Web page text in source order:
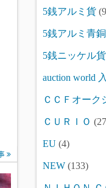
5銭アルミ貨
5銭アルミ青
5銭ニッケル貨
auction world
ＣＣＦオーク
ＣＵＲＩＯ
EU (4)
NEW (133)